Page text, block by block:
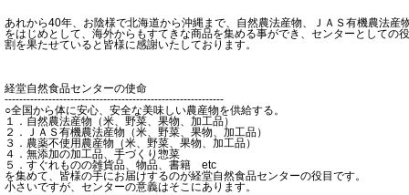
あれから40年、お陰様で北海道から沖縄まで、自然農法産物、ＪＡＳ有機農法産
をはじめとして、海外からもすてきな商品を集める事ができ、センターとしての役
割を果たせていると皆様に感謝いたしております。
経堂自然食品センターの使命
------------------------------------------------------------
○全国から体に安心、安全な美味しい農産物を供給する。
１．自然農法産物（米、野菜、果物、加工品）
２．ＪＡＳ有機農法産物（米、野菜、果物、加工品）
３．農薬不使用農産物（米、野菜、果物、加工品）
４．無添加の加工品、手づくり惣菜
５．すぐれものの雑貨品、物品、書籍 etc
を集めて、皆様の手にお届けするのが経堂自然食品センターの役目です。
小さいですが、センターの意義はそこにあります。